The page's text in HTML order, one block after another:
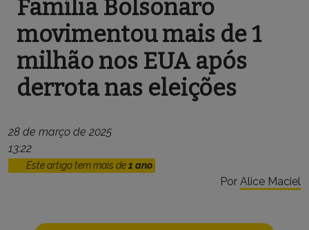
Família Bolsonaro
movimentou mais de 1
milhão nos EUA após
derrota nas eleições
28 de março de 2025
13:22
Este artigo tem mais de1 ano
Por Alice Maciel